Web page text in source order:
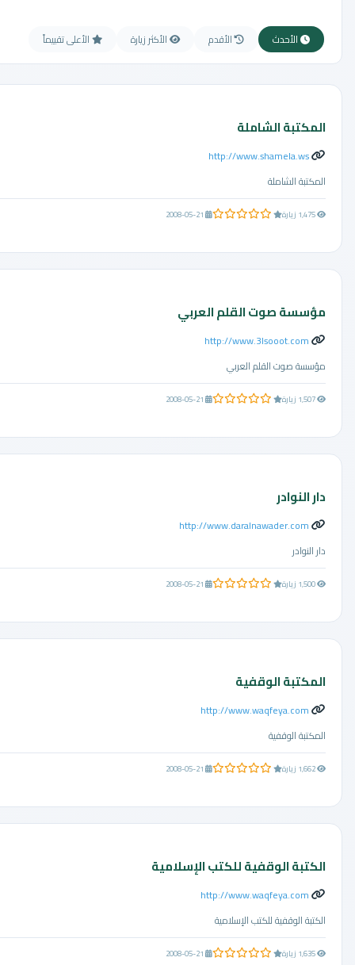
الأحدث الأقدم الأكثر زيارة الأعلى تقييماً
المكتبة الشاملة
http://www.shamela.ws
المكتبة الشاملة
0.0 من 5 نجوم 2008-05-21
مؤسسة صوت القلم العربي
http://www.3lsooot.com
مؤسسة صوت القلم العربي
0.0 من 5 نجوم 2008-05-21
دار النوادر
http://www.daralnawader.com
دار النوادر
0.0 من 5 نجوم 2008-05-21
المكتبة الوقفية
http://www.waqfeya.com
المكتبة الوقفية
0.0 من 5 نجوم 2008-05-21
الكتبة الوقفية للكتب الإسلامية
http://www.waqfeya.com
الكتبة الوقفية للكتب الإسلامية
0.0 من 5 نجوم 2008-05-21